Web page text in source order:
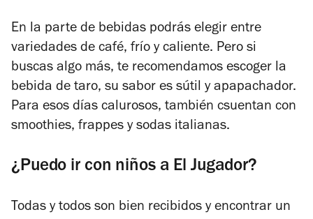
En la parte de bebidas podrás elegir entre
variedades de café, frío y caliente. Pero si
buscas algo más, te recomendamos escoger la
bebida de taro, su sabor es sútil y apapachador.
Para esos días calurosos, también csuentan con
smoothies, frappes y sodas italianas.
¿Puedo ir con niños a El Jugador?
Todas y todos son bien recibidos y encontrar un